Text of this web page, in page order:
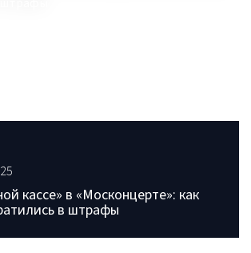
кассе» в «Москонцерте»: как
в штрафы